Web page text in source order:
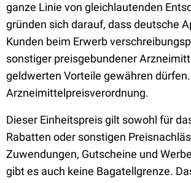
ganze Linie von gleichlautenden
gründen sich darauf, dass deutsche
Kunden beim Erwerb
sonstiger preisgebundener
geldwerten Vorteile gewähren
Arzneimittelpreisverordnung.
Dieser Einheitspreis gilt sowohl für
Rabatten oder sonstigen
Zuwendungen, Gutscheine und
gibt es auch keine Bagatellgrenze.